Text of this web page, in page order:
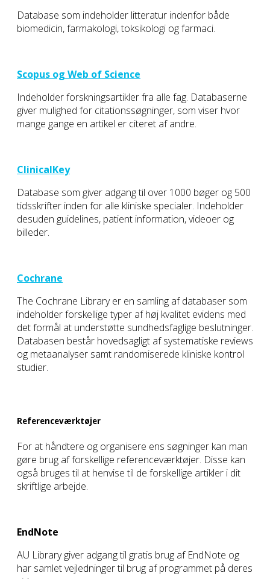
Database som indeholder litteratur indenfor både
biomedicin, farmakologi, toksikologi og farmaci.
Scopus og Web of Science
Indeholder forskningsartikler fra alle fag. Databaserne
giver mulighed for citationssøgninger, som viser hvor
mange gange en artikel er citeret af andre.
ClinicalKey
Database som giver adgang til over 1000 bøger og 500
tidsskrifter inden for alle kliniske specialer. Indeholder
desuden guidelines, patient information, videoer og
billeder.
Cochrane
The Cochrane Library er en samling af databaser som
indeholder forskellige typer af høj kvalitet evidens med
det formål at understøtte sundhedsfaglige beslutninger.
Databasen består hovedsagligt af systematiske reviews
og metaanalyser samt randomiserede kliniske kontrol
studier.
Referenceværktøjer
For at håndtere og organisere ens søgninger kan man
gøre brug af forskellige referenceværktøjer. Disse kan
også bruges til at henvise til de forskellige artikler i dit
skriftlige arbejde.
EndNote
AU Library giver adgang til gratis brug af EndNote og
har samlet vejledninger til brug af programmet på deres